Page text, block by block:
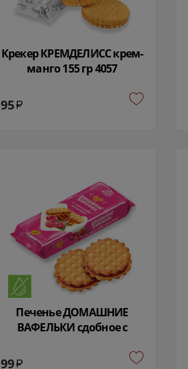
Крекер КРЕМДЕЛИСС крем-
манго 155 гр 4057
95
Печенье ДОМАШНИЕ
ВАФЕЛЬКИ сдобное с
99